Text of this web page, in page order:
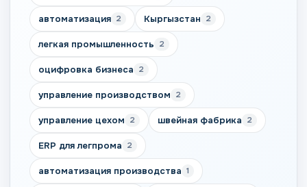
автоматизация 2 Кыргызстан 2
легкая промышленность 2
оцифровка бизнеса 2
управление производством 2
управление цехом 2 швейная фабрика 2
ERP для легпрома 2
автоматизация производства 1